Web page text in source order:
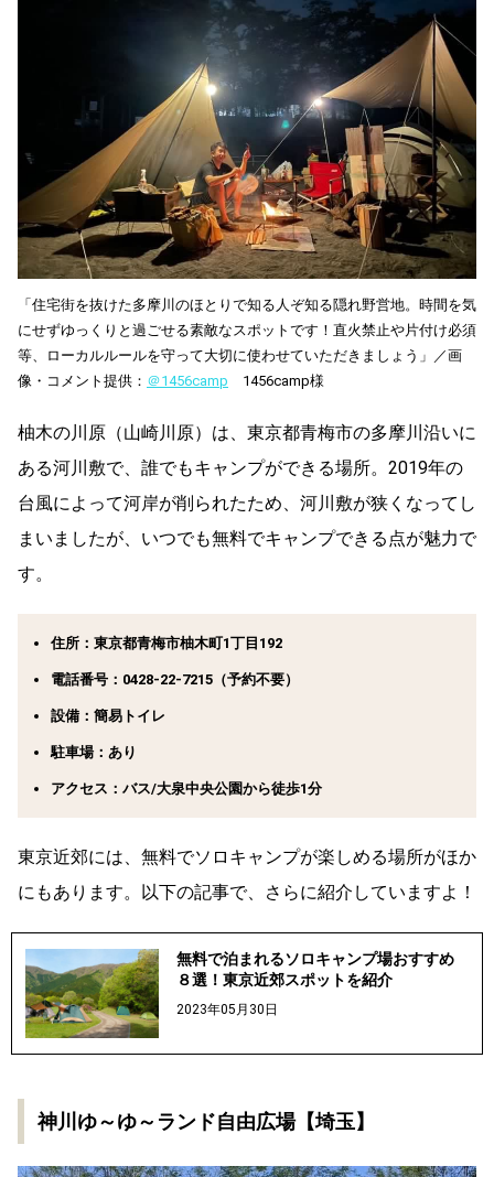
「住宅街を抜けた多摩川のほとりで知る人ぞ知る隠れ野営地。時間を気
にせずゆっくりと過ごせる素敵なスポットです！直火禁止や片付け必須
等、ローカルルールを守って大切に使わせていただきましょう」／画
像・コメント提供： ＠1456camp 1456camp様
柚木の川原（山崎川原）は、東京都青梅市の多摩川沿いに
ある河川敷で、誰でもキャンプができる場所。2019年の
台風によって河岸が削られたため、河川敷が狭くなってし
まいましたが、いつでも無料でキャンプできる点が魅力で
す。
住所：東京都青梅市柚木町1丁目192
電話番号：0428-22-7215（予約不要）
設備：簡易トイレ
駐車場：あり
アクセス：バス/大泉中央公園から徒歩1分
東京近郊には、無料でソロキャンプが楽しめる場所が​​ほか
にもあります。以下の記事で、さらに紹介していますよ！
無料で泊まれるソロキャンプ場おすすめ
８選！東京近郊スポットを紹介
2023年05月30日
神川ゆ～ゆ～ランド自由広場【埼玉】